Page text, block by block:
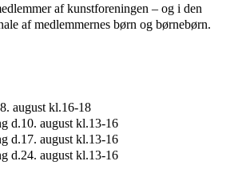
af kunstforeningen – og i den
af medlemmernes børn og børnebørn.
august kl.16-18
d.10. august kl.13-16
d.17. august kl.13-16
d.24. august kl.13-16